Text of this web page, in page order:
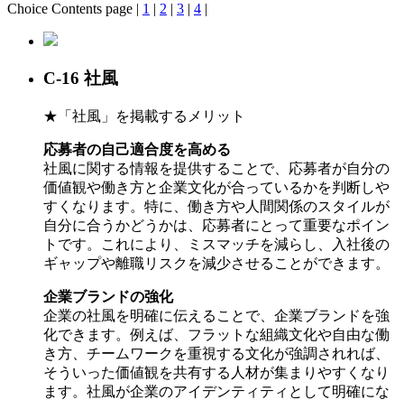
Choice Contents page | 1 | 2 | 3 | 4 |
C-16 社風
★「社風」を掲載するメリット
応募者の自己適合度を高める
社風に関する情報を提供することで、応募者が自分の
価値観や働き方と企業文化が合っているかを判断しや
すくなります。特に、働き方や人間関係のスタイルが
自分に合うかどうかは、応募者にとって重要なポイン
トです。これにより、ミスマッチを減らし、入社後の
ギャップや離職リスクを減少させることができます。
企業ブランドの強化
企業の社風を明確に伝えることで、企業ブランドを強
化できます。例えば、フラットな組織文化や自由な働
き方、チームワークを重視する文化が強調されれば、
そういった価値観を共有する人材が集まりやすくなり
ます。社風が企業のアイデンティティとして明確にな